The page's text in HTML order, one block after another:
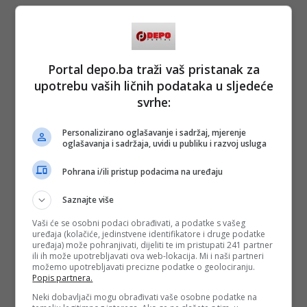
Portal depo.ba traži vaš pristanak za
upotrebu vaših ličnih podataka u sljedeće
svrhe:
Personalizirano oglašavanje i sadržaj, mjerenje
oglašavanja i sadržaja, uvidi u publiku i razvoj usluga
Pohrana i/ili pristup podacima na uređaju
Saznajte više
Vaši će se osobni podaci obrađivati, a podatke s vašeg
uređaja (kolačiće, jedinstvene identifikatore i druge podatke
uređaja) može pohranjivati, dijeliti te im pristupati 241 partner
ili ih može upotrebljavati ova web-lokacija. Mi i naši partneri
možemo upotrebljavati precizne podatke o geolociranju.
Popis partnera.
Neki dobavljači mogu obrađivati vaše osobne podatke na